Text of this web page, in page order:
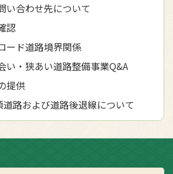
い合わせ先について
認
ード道路境界関係
い・狭あい道路整備事業Q&A
提供
路および道路後退線について